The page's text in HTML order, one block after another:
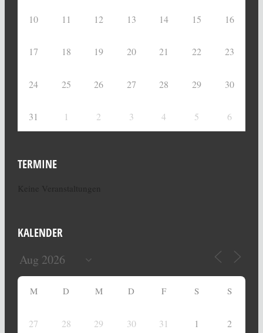
10 11 12 13 14 15 16
17 18 19 20 21 22 23
24 25 26 27 28 29 30
31 1 2 3 4 5 6
TERMINE
KALENDER
M D M D F S S
27 28 29 30 31 1 2